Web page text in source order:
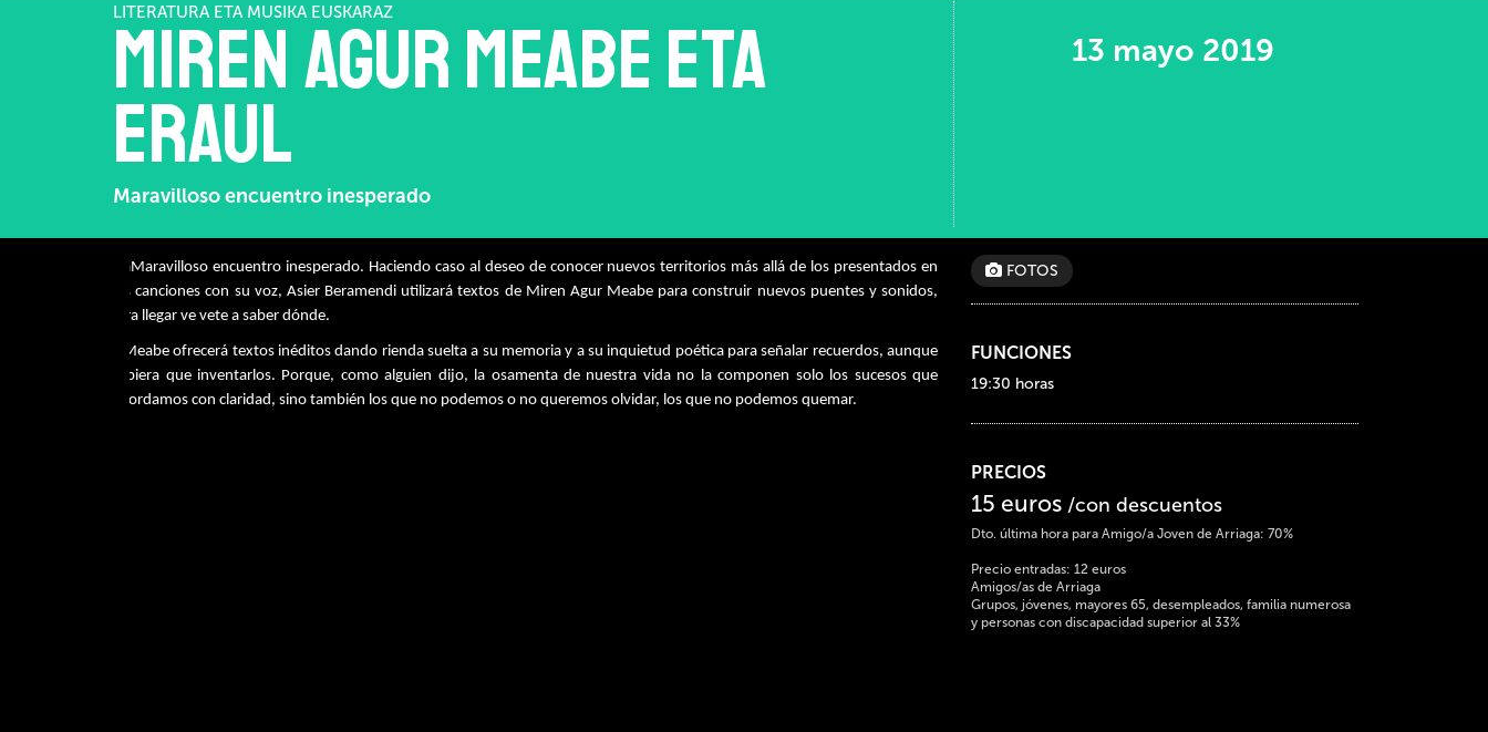
LITERATURA ETA MUSIKA EUSKARAZ
Miren Agur Meabe eta
Eraul
Maravilloso encuentro inesperado
13 mayo 2019
MaMaravilloso encuentro inesperado. Haciendo caso al deseo de conocer nuevos territorios más allá de los presentados en
sus canciones con su voz, Asier Beramendi utilizará textos de Miren Agur Meabe para construir nuevos puentes y sonidos,
para llegar ve vete a saber dónde.
MMeabe ofrecerá textos inéditos dando rienda suelta a su memoria y a su inquietud poética para señalar recuerdos, aunque
hubiera que inventarlos. Porque, como alguien dijo, la osamenta de nuestra vida no la componen solo los sucesos que
recordamos con claridad, sino también los que no podemos o no queremos olvidar, los que no podemos quemar.
FOTOS
FUNCIONES
19:30 horas
PRECIOS
15 euros /con descuentos
Dto. última hora para Amigo/a Joven de Arriaga: 70%
Precio entradas: 12 euros
Amigos/as de Arriaga
Grupos, jóvenes, mayores 65, desempleados, familia numerosa
y personas con discapacidad superior al 33%